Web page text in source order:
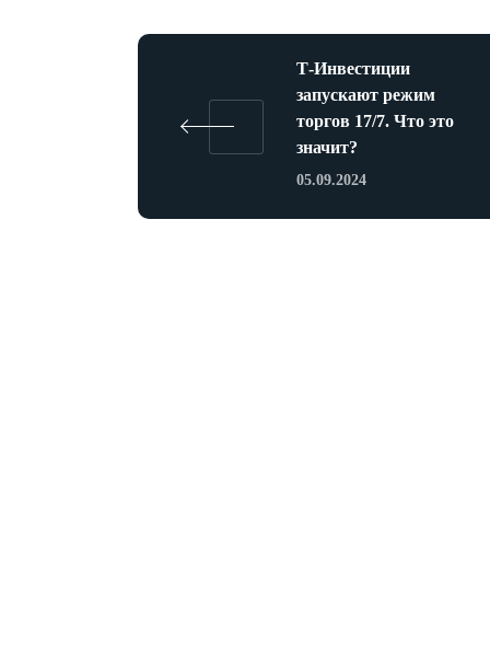
Т-Инвестиции
запускают режим
торгов 17/7. Что это
значит?
05.09.2024